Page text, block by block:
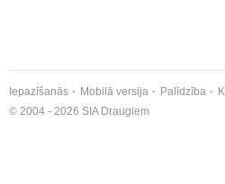
Iepazīšanās Mobilā versija Palīdzība
© 2004 - 2026 SIA Draugiem